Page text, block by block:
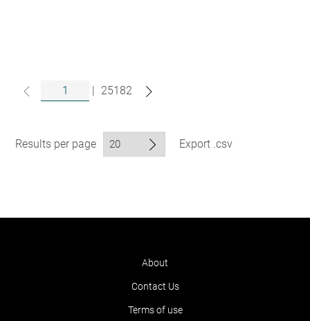
| 25182
Results per page Export .csv
About
Contact Us
Terms of use